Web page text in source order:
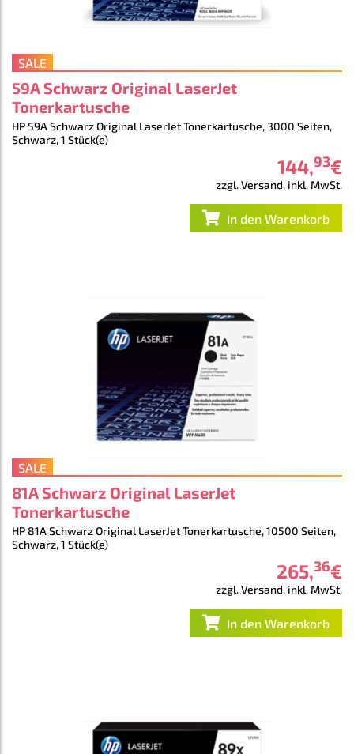
SALE
59A Schwarz Original LaserJet ​
Tonerkartusche
HP 59A Schwarz Original LaserJet ​Tonerkartusche, 3000 Seiten,
Schwarz, 1 Stück(e)
144,93€
zzgl. Versand, inkl. MwSt.
In den Warenkorb
SALE
81A Schwarz Original LaserJet
Tonerkartusche
HP 81A Schwarz Original LaserJet Tonerkartusche, 10500 Seiten,
Schwarz, 1 Stück(e)
265,36€
zzgl. Versand, inkl. MwSt.
In den Warenkorb